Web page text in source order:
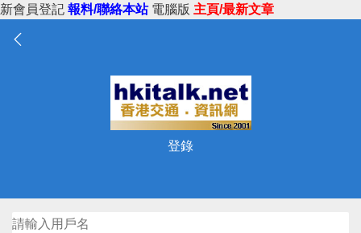
新會員登記 報料/聯絡本站 電腦版 主頁/最新文章
登錄